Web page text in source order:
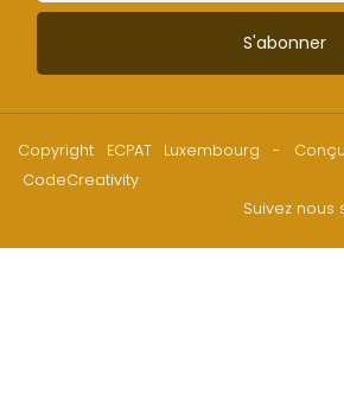
Copyright ECPAT Luxembourg -
CodeCreativity
Suivez nous